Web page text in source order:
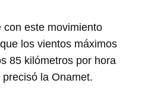
con este movimiento
los vientos máximos
85 kilómetros por hora
la Onamet.